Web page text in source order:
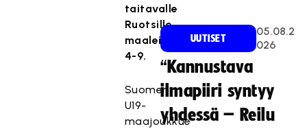
taitavalle
Ruotsille
maalein
4-9.
Suomen
U19-
maajoukkue
UUTISET
05.08.2
026
“Kannustava
ilmapiiri syntyy
yhdessä – Reilu